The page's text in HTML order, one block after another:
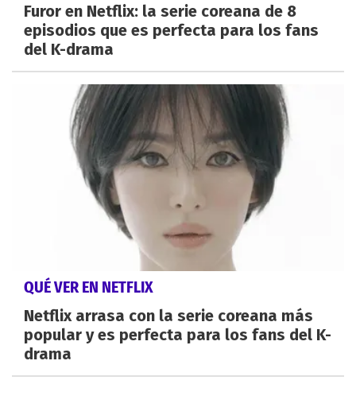
Furor en Netflix: la serie coreana de 8
episodios que es perfecta para los fans
del K-drama
QUÉ VER EN NETFLIX
Netflix arrasa con la serie coreana más
popular y es perfecta para los fans del K-
drama